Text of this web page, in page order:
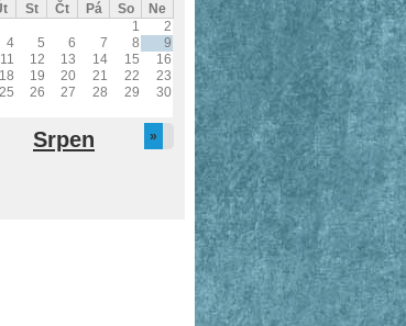
St Čt Pá So
Ne
1
2
4 5 6 7 8
9
11 12 13 14 15
16
18 19 20 21 22
23
25 26 27 28 29
30
Srpen »